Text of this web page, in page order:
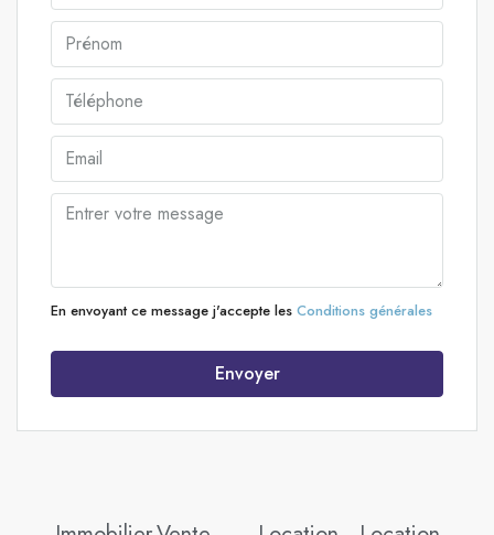
En envoyant ce message j'accepte les Conditions générales
Envoyer